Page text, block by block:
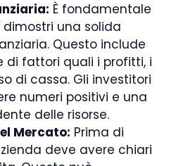
È fondamentale
dimostri una solida
Questo include
di fattori quali i profitti, i
di cassa. Gli investitori
numeri positivi e una
delle risorse.
Mercato: Prima di
deve avere chiari